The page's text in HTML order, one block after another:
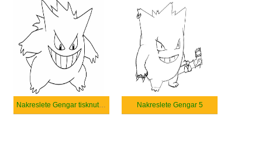
Nakreslete Gengar tisknutelné Nakreslete Gengar 5